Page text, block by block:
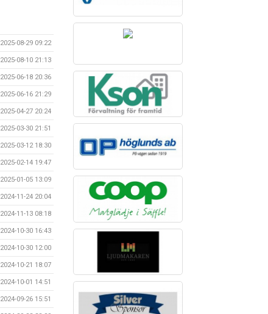
2025-08-29 09:22
2025-08-10 21:13
2025-06-18 20:36
2025-06-16 21:29
2025-04-27 20:24
2025-03-30 21:51
2025-03-12 18:30
2025-02-14 19:47
2025-01-05 13:09
2024-11-24 20:04
2024-11-13 08:18
2024-10-30 16:43
2024-10-30 12:00
2024-10-21 18:07
2024-10-01 14:51
2024-09-26 15:51